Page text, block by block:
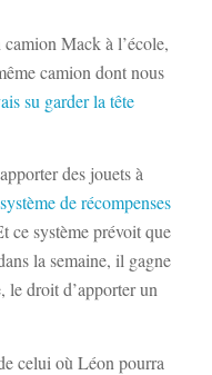
Mack à l’école,
camion dont nous
su garder la tête
des jouets à
de récompenses
ce système prévoit que
la semaine, il gagne
le droit d’apporter un
celui où Léon pourra